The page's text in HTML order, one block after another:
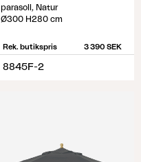
parasoll, Natur
Ø300 H280 cm
Rek. butikspris 3 390 SEK
8845F-2